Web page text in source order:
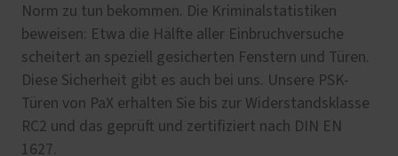
Norm zu tun bekommen. Die Kriminalstatistiken
beweisen: Etwa die Hälfte aller Einbruchversuche
scheitert an speziell gesicherten Fenstern und Türen.
Diese Sicherheit gibt es auch bei uns. Unsere PSK-
Türen von PaX erhalten Sie bis zur Widerstandsklasse
RC2 und das geprüft und zertifiziert nach DIN EN
1627.